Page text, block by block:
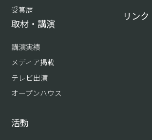
受賞歴
取材・講演
講演実績
メディア掲載
テレビ出演
オープンハウス
活動
リンク